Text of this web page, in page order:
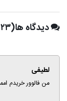
دیدگاه ها(۲۳)
لطیفی
من فالوور خریدم